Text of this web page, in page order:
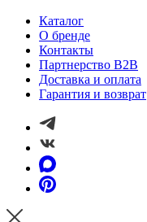
Каталог
О бренде
Контакты
Партнерство B2B
Доставка и оплата
Гарантия и возврат